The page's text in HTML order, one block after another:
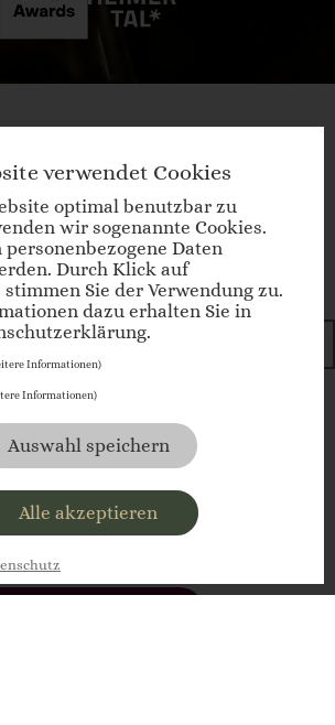
Anmeldung
E-Mail
jetzt anmelden
verwendet Cookies
optimal benutzbar zu
wir sogenannte Cookies.
personenbezogene Daten
Durch Klick auf
Sie der Verwendung zu.
dazu erhalten Sie in
Informationen)
Informationen)
Auswahl speichern
Alle akzeptieren